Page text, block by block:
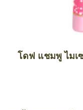
โดฟ แชมพู ไมเ